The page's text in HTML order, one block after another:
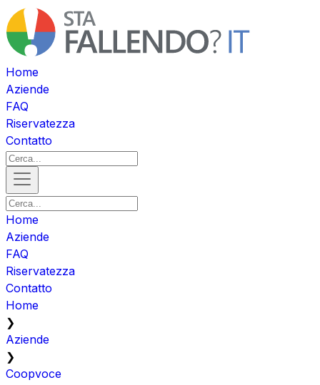
Home
Aziende
FAQ
Riservatezza
Contatto
Home
Aziende
FAQ
Riservatezza
Contatto
Home
❯
Aziende
❯
Coopvoce